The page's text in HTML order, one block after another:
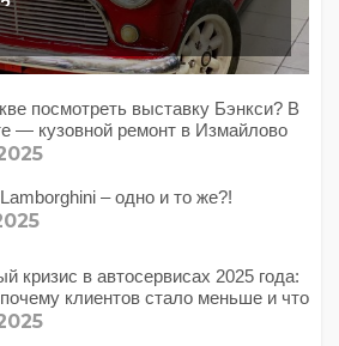
посмотреть выставку Бэнкси? В
— кузовной ремонт в Измайлово
– одно и то же?!
кризис в автосервисах 2025 года:
клиентов стало меньше и что